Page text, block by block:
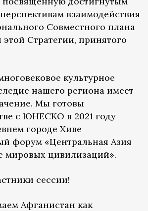
взаимодействия
Совместного плана
Стратегии, принятого
культурное
нашего региона имеет
Мы готовы
с ЮНЕСКО в 2021 году
городе Хиве
форум «Центральная Азия
мировых цивилизаций».
сессии!
Афганистан как